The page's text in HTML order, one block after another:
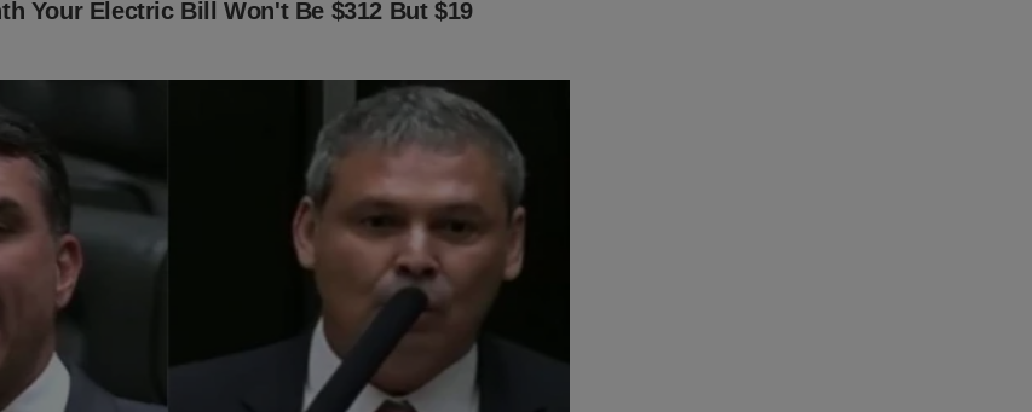
products/o-fantasma-do-alvorada-a-volta-a-
o livro: